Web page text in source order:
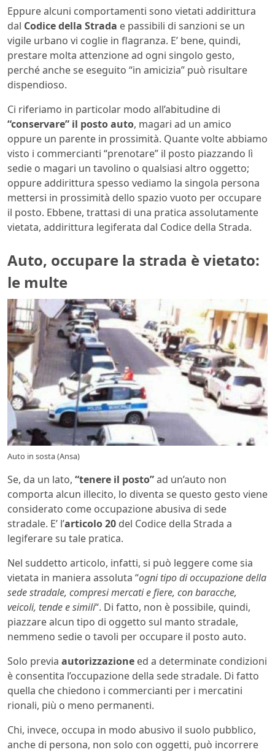
Eppure alcuni comportamenti sono vietati addirittura
dal Codice della Strada e passibili di sanzioni se un
vigile urbano vi coglie in flagranza. E’ bene, quindi,
prestare molta attenzione ad ogni singolo gesto,
perché anche se eseguito “in amicizia” può risultare
dispendioso.
Ci riferiamo in particolar modo all’abitudine di
“conservare” il posto auto, magari ad un amico
oppure un parente in prossimità. Quante volte abbiamo
visto i commercianti “prenotare” il posto piazzando lì
sedie o magari un tavolino o qualsiasi altro oggetto;
oppure addirittura spesso vediamo la singola persona
mettersi in prossimità dello spazio vuoto per occupare
il posto. Ebbene, trattasi di una pratica assolutamente
vietata, addirittura legiferata dal Codice della Strada.
Auto, occupare la strada è vietato:
le multe
Auto in sosta (Ansa)
Se, da un lato, “tenere il posto”ad un’auto non
comporta alcun illecito, lo diventa se questo gesto viene
considerato come occupazione abusiva di sede
stradale. E’ l’articolo 20 del Codice della Strada a
legiferare su tale pratica.
Nel suddetto articolo, infatti, si può leggere come sia
vietata in maniera assoluta “ogni tipo di occupazione della
sede stradale, compresi mercati e fiere, con baracche,
veicoli, tende e simili“. Di fatto, non è possibile, quindi,
piazzare alcun tipo di oggetto sul manto stradale,
nemmeno sedie o tavoli per occupare il posto auto.
Solo previa autorizzazione ed a determinate condizioni
è consentita l’occupazione della sede stradale. Di fatto
quella che chiedono i commercianti per i mercatini
rionali, più o meno permanenti.
Chi, invece, occupa in modo abusivo il suolo pubblico,
anche di persona, non solo con oggetti, può incorrere